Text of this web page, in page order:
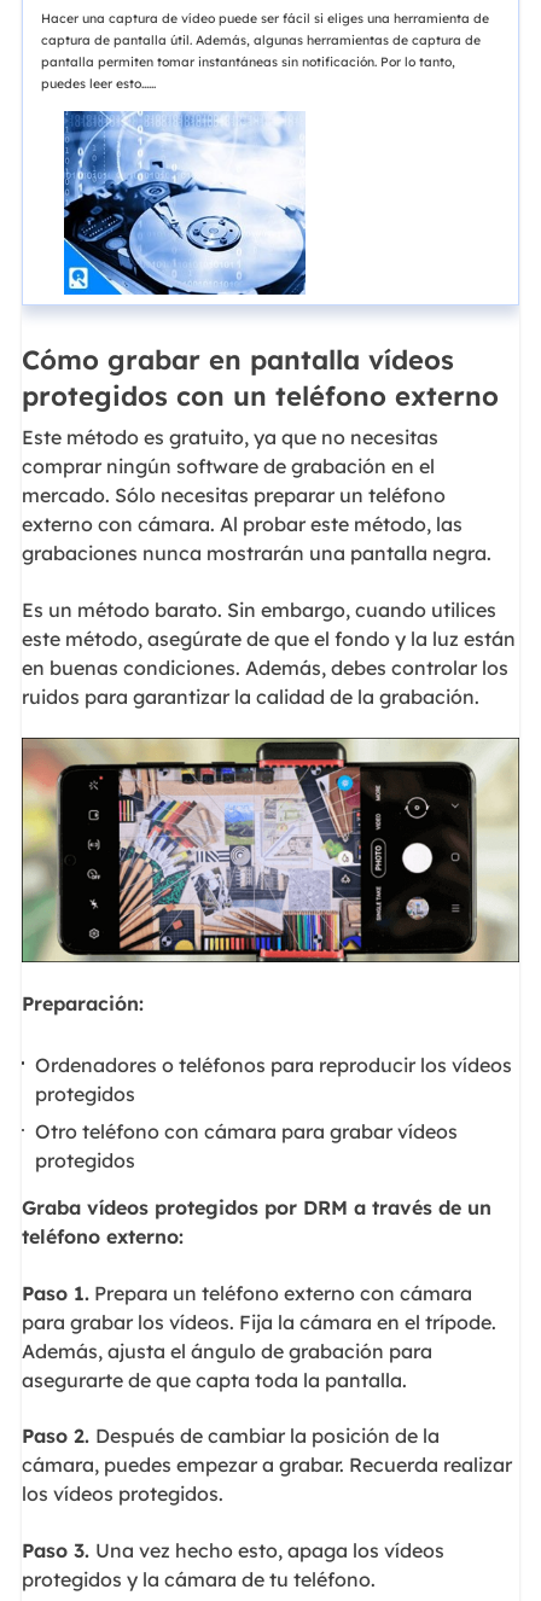
Hacer una captura de vídeo puede ser fácil si eliges una herramienta de
captura de pantalla útil. Además, algunas herramientas de captura de
pantalla permiten tomar instantáneas sin notificación. Por lo tanto,
puedes leer esto......
Cómo grabar en pantalla vídeos
protegidos con un teléfono externo
Este método es gratuito, ya que no necesitas
comprar ningún software de grabación en el
mercado. Sólo necesitas preparar un teléfono
externo con cámara. Al probar este método, las
grabaciones nunca mostrarán una pantalla negra.
Es un método barato. Sin embargo, cuando utilices
este método, asegúrate de que el fondo y la luz están
en buenas condiciones. Además, debes controlar los
ruidos para garantizar la calidad de la grabación.
Preparación:
Ordenadores o teléfonos para reproducir los vídeos
protegidos
Otro teléfono con cámara para grabar vídeos
protegidos
Graba vídeos protegidos por DRM a través de un
teléfono externo:
Paso 1.Prepara un teléfono externo con cámara
para grabar los vídeos. Fija la cámara en el trípode.
Además, ajusta el ángulo de grabación para
asegurarte de que capta toda la pantalla.
Paso 2. Después de cambiar la posición de la
cámara, puedes empezar a grabar. Recuerda realizar
los vídeos protegidos.
Paso 3. Una vez hecho esto, apaga los vídeos
protegidos y la cámara de tu teléfono.